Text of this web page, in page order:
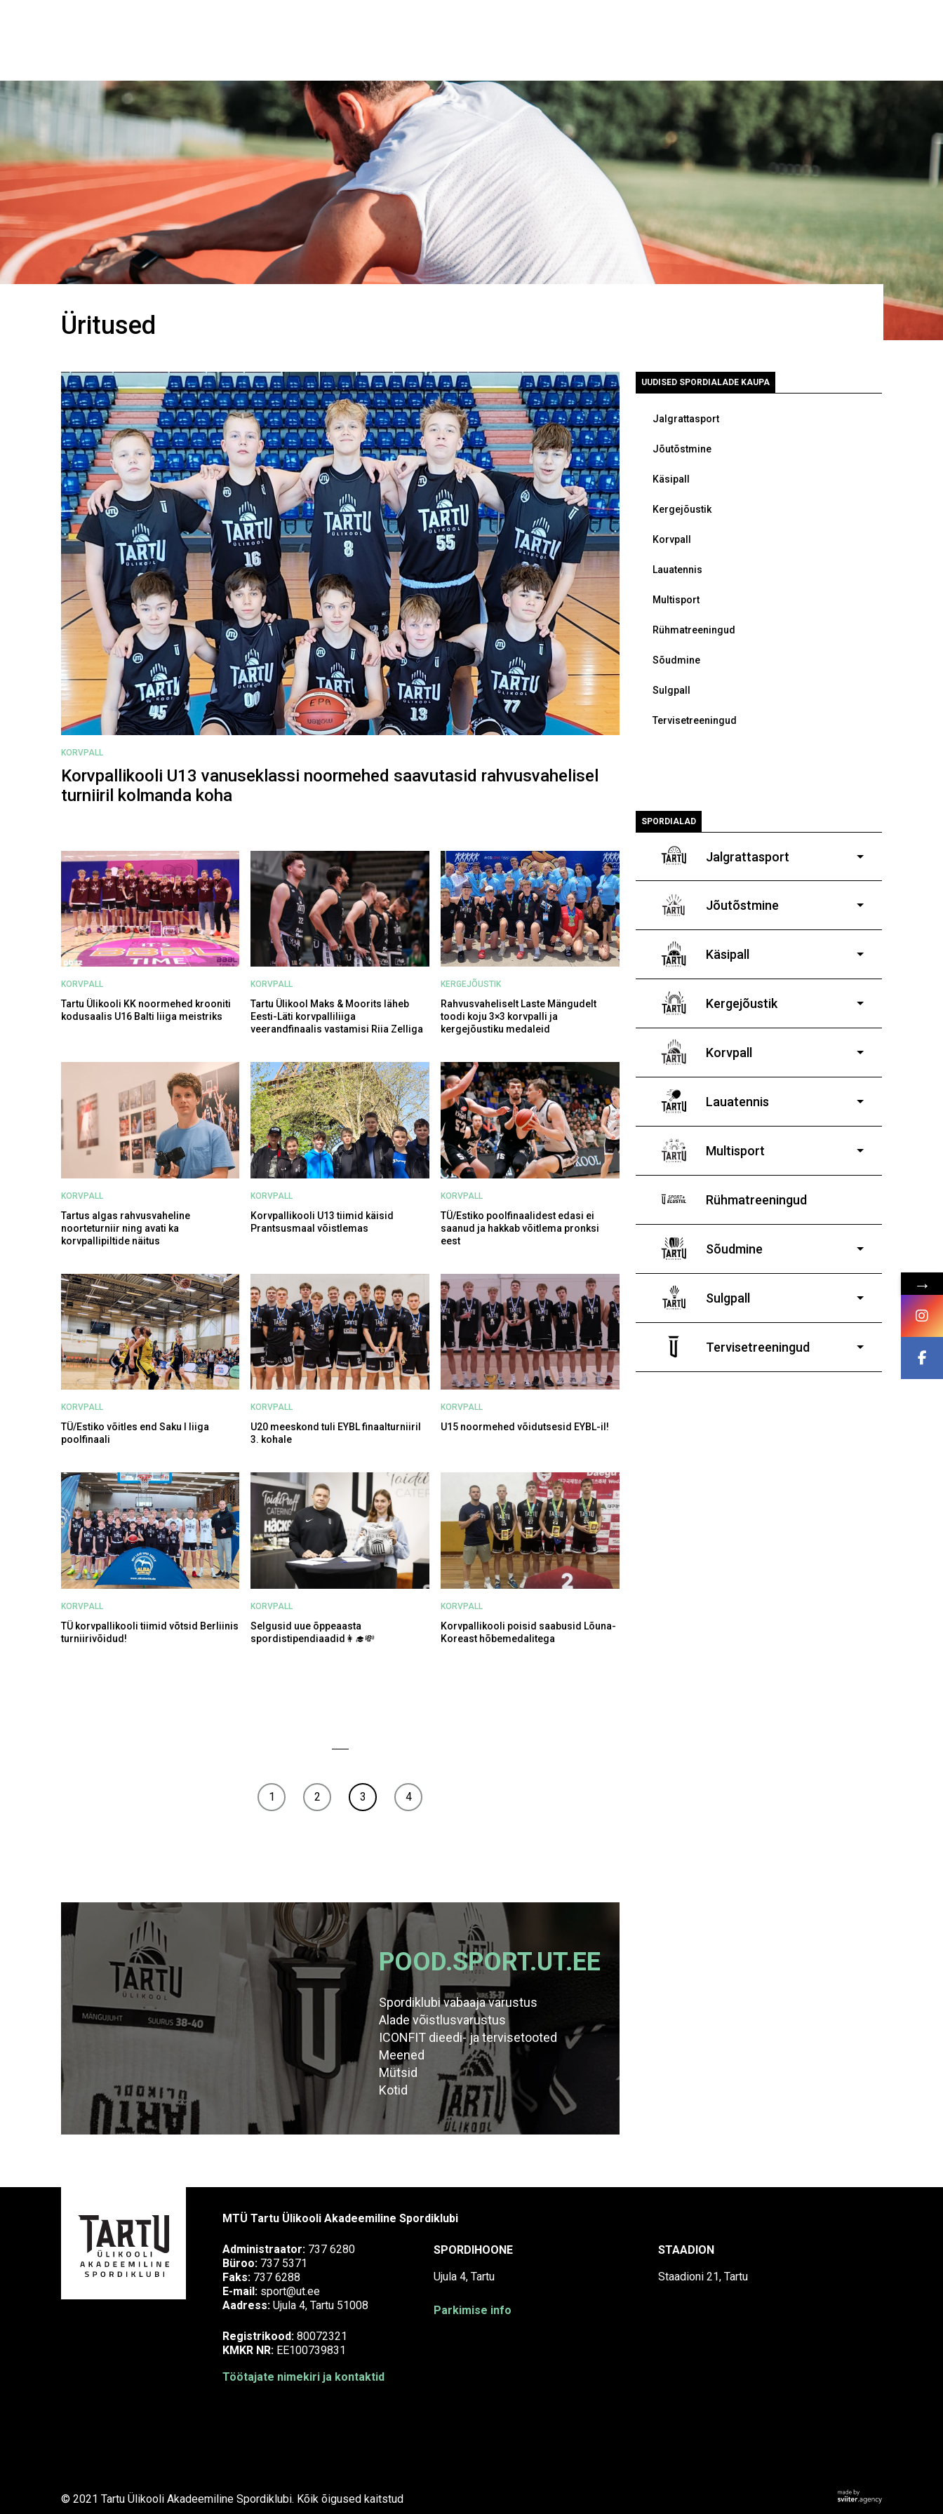
Üritused
KORVPALL
Korvpallikooli U13 vanuseklassi noormehed saavutasid rahvusvahelisel
turniiril kolmanda koha
KORVPALL
Tartu Ülikooli KK noormehed krooniti
kodusaalis U16 Balti liiga meistriks
KORVPALL
Tartu Ülikool Maks & Moorits läheb
Eesti-Läti korvpalliliiga
veerandfinaalis vastamisi Riia Zelliga
KERGEJÕUSTIK
Rahvusvaheliselt Laste Mängudelt
toodi koju 3×3 korvpalli ja
kergejõustiku medaleid
KORVPALL
Tartus algas rahvusvaheline
noorteturniir ning avati ka
korvpallipiltide näitus
KORVPALL
Korvpallikooli U13 tiimid käisid
Prantsusmaal võistlemas
KORVPALL
TÜ/Estiko poolfinaalidest edasi ei
saanud ja hakkab võitlema pronksi
eest
KORVPALL
TÜ/Estiko võitles end Saku I liiga
poolfinaali
KORVPALL
U20 meeskond tuli EYBL finaalturniiril
3. kohale
KORVPALL
U15 noormehed võidutsesid EYBL-il!
KORVPALL
TÜ korvpallikooli tiimid võtsid Berliinis
turniirivõidud!
KORVPALL
Selgusid uue õppeaasta
spordistipendiaadid👩‍🎓💸
KORVPALL
Korvpallikooli poisid saabusid Lõuna-
Koreast hõbemedalitega
1 2 3 4
POOD.SPORT.UT.EE
Spordiklubi vabaaja varustus
Alade võistlusvarustus
ICONFIT dieedi- ja tervisetooted
Meened
Mütsid
Kotid
UUDISED SPORDIALADE KAUPA
Jalgrattasport
Jõutõstmine
Käsipall
Kergejõustik
Korvpall
Lauatennis
Multisport
Rühmatreeningud
Sõudmine
Sulgpall
Tervisetreeningud
SPORDIALAD
Jalgrattasport
vanematele poistele ja tüdrukutele
Jõutõstmine
poistele ja tüdrukutele
Käsipall
Kergejõustik
Korvpall
Lauatennis
poistele ja tüdrukutele
Multisport
Rühmatreeningud
Sõudmine
poistele ja tüdrukutele
Sulgpall
ja tüdrukuteleTervisetreeningud
MTÜ Tartu Ülikooli Akadeemiline Spordiklubi
Administraator: 737 6280
Büroo: 737 5371
Faks: 737 6288
E-mail: sport@ut.ee
Aadress: Ujula 4, Tartu 51008
Registrikood: 80072321
KMKR NR: EE100739831
Töötajate nimekiri ja kontaktid
SPORDIHOONE
Ujula 4, Tartu
Parkimise info
STAADION
Staadioni 21, Tartu
© 2021 Tartu Ülikooli Akadeemiline Spordiklubi. Kõik õigused kaitstud
→